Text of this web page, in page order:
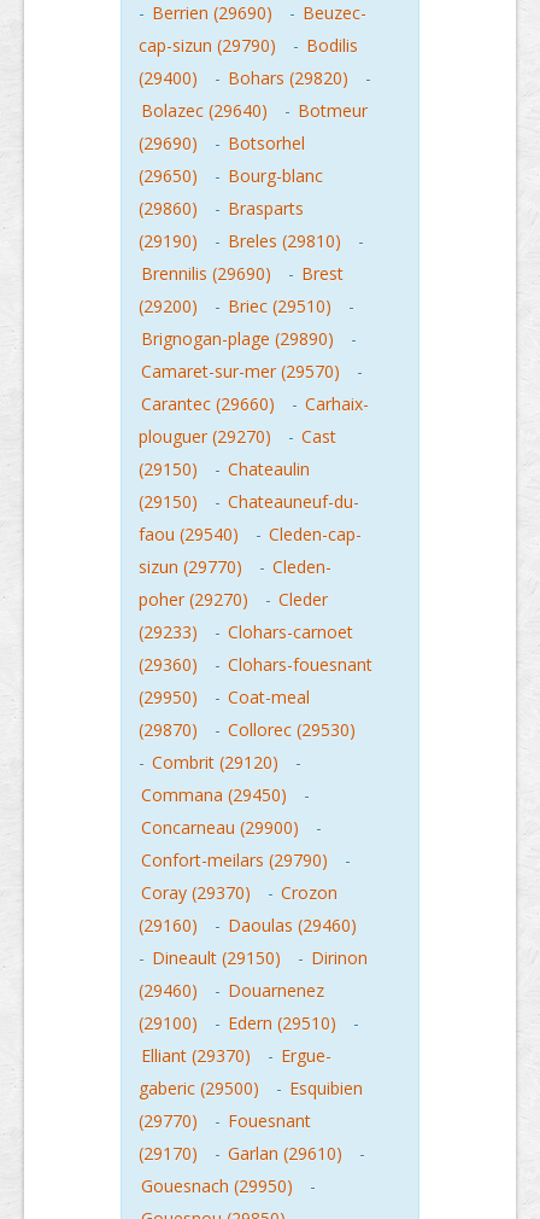
- Berrien (29690) - Beuzec-
cap-sizun (29790)
- Bodilis
(29400)
- Bohars (29820)
-
Bolazec (29640)
- Botmeur
(29690)
- Botsorhel
(29650)
- Bourg-blanc
(29860)
- Brasparts
(29190)
- Breles (29810)
-
Brennilis (29690)
- Brest
(29200)
- Briec (29510)
-
Brignogan-plage (29890)
-
Camaret-sur-mer (29570)
-
Carantec (29660)
- Carhaix-
plouguer (29270)
- Cast
(29150)
- Chateaulin
(29150)
- Chateauneuf-du-
faou (29540)
- Cleden-cap-
sizun (29770)
- Cleden-
poher (29270)
- Cleder
(29233)
- Clohars-carnoet
(29360)
- Clohars-fouesnant
(29950)
- Coat-meal
(29870)
- Collorec (29530)
- Combrit (29120)
-
Commana (29450)
-
Concarneau (29900)
-
Confort-meilars (29790)
-
Coray (29370)
- Crozon
(29160)
- Daoulas (29460)
- Dineault (29150) - Dirinon
(29460)
- Douarnenez
(29100)
- Edern (29510)
-
Elliant (29370)
- Ergue-
gaberic (29500)
- Esquibien
(29770)
- Fouesnant
(29170)
- Garlan (29610)
-
Gouesnach (29950)
-